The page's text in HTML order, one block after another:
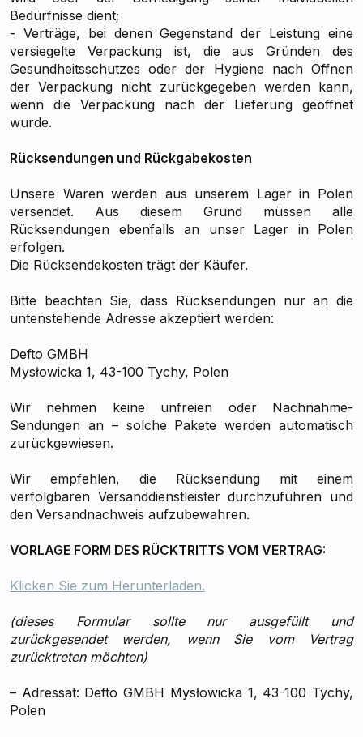
Bedürfnisse dient;
- Verträge, bei denen Gegenstand der Leistung eine
versiegelte Verpackung ist, die aus Gründen des
Gesundheitsschutzes oder der Hygiene nach Öffnen
der Verpackung nicht zurückgegeben werden kann,
wenn die Verpackung nach der Lieferung geöffnet
wurde.
Rücksendungen und Rückgabekosten
Unsere Waren werden aus unserem Lager in Polen
versendet. Aus diesem Grund müssen alle
Rücksendungen ebenfalls an unser Lager in Polen
erfolgen.
Die Rücksendekosten trägt der Käufer.
Bitte beachten Sie, dass Rücksendungen nur an die
untenstehende Adresse akzeptiert werden:
Defto GMBH
Mysłowicka 1, 43-100 Tychy, Polen
Wir nehmen keine unfreien oder Nachnahme-
Sendungen an – solche Pakete werden automatisch
zurückgewiesen.
Wir empfehlen, die Rücksendung mit einem
verfolgbaren Versanddienstleister durchzuführen und
den Versandnachweis aufzubewahren.
VORLAGE FORM DES RÜCKTRITTS VOM VERTRAG:
Klicken Sie zum Herunterladen.
(dieses Formular sollte nur ausgefüllt und
zurückgesendet werden, wenn Sie vom Vertrag
zurücktreten möchten)
– Adressat: Defto GMBH Mysłowicka 1, 43-100 Tychy,
Polen